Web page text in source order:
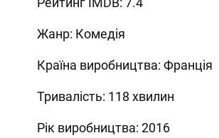
Жанр: Комедія
Країна виробництва: Франція
Тривалість: 118 хвилин
Рік виробництва: 2016